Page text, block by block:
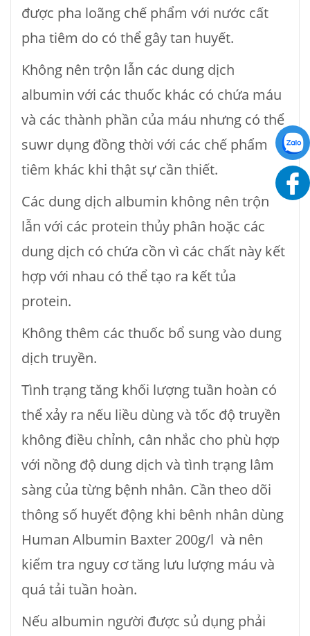
được pha loãng chế phẩm với nước cất
pha tiêm do có thể gây tan huyết.
Không nên trộn lẫn các dung dịch
albumin với các thuốc khác có chứa máu
và các thành phần của máu nhưng có thể
suwr dụng đồng thời với các chế phẩm
tiêm khác khi thật sự cần thiết.
Các dung dịch albumin không nên trộn
lẫn với các protein thủy phân hoặc các
dung dịch có chứa cồn vì các chất này kết
hợp với nhau có thể tạo ra kết tủa
protein.
Không thêm các thuốc bổ sung vào dung
dịch truyền.
Tình trạng tăng khối lượng tuần hoàn có
thể xảy ra nếu liều dùng và tốc độ truyền
không điều chỉnh, cân nhắc cho phù hợp
với nồng độ dung dịch và tình trạng lâm
sàng của từng bệnh nhân. Cần theo dõi
thông số huyết động khi bênh nhân dùng
Human Albumin Baxter 200g/l và nên
kiểm tra nguy cơ tăng lưu lượng máu và
quá tải tuần hoàn.
Nếu albumin người được sủ dụng phải